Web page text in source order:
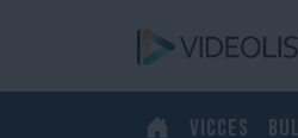
Vicces